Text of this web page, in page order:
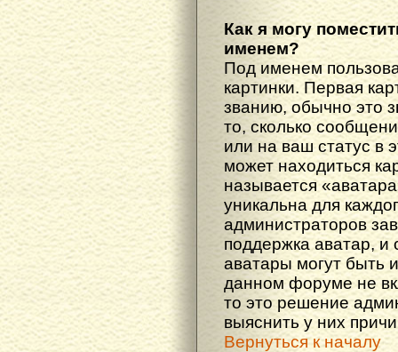
Как я могу
именем?
Под именем
картинки. Первая
званию, обычно это
то, сколько
или на ваш статус в
может находиться
называется
уникальна для
администраторов
поддержка аватар, и
аватары могут быть
данном форуме не
то это решение
выяснить у них
Вернуться к началу